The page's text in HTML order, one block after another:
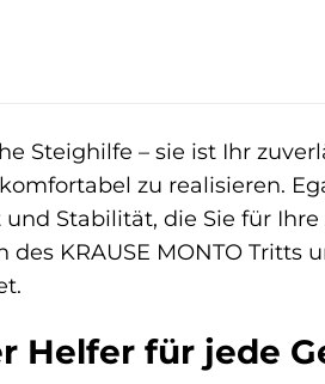
Steighilfe – sie ist Ihr
zu realisieren.
Stabilität, die Sie für
KRAUSE MONTO Tritts
Helfer für jede